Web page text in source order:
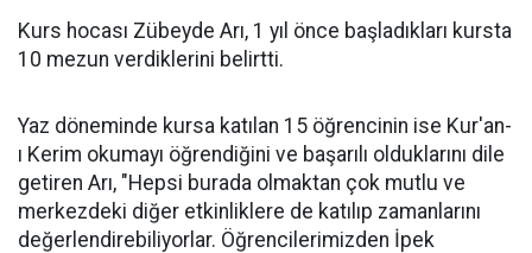
Kurs hocası Zübeyde Arı, 1 yıl önce başladıkları kursta
10 mezun verdiklerini belirtti.
Yaz döneminde kursa katılan 15 öğrencinin ise Kur'an-
ı Kerim okumayı öğrendiğini ve başarılı olduklarını dile
getiren Arı, "Hepsi burada olmaktan çok mutlu ve
merkezdeki diğer etkinliklere de katılıp zamanlarını
değerlendirebiliyorlar. Öğrencilerimizden İpek